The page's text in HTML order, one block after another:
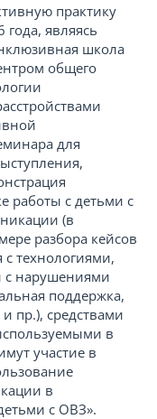
практику
являясь
школа
общего
для
работы с детьми с
(в
разбора кейсов
с технологиями,
с нарушениями
поддержка,
пр.), средствами
в
участие в
в
с ОВЗ».